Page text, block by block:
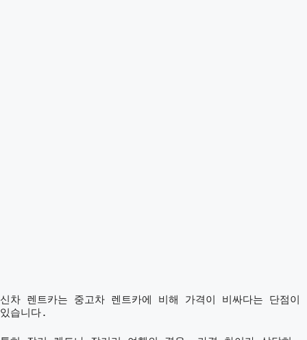
신차 렌트카는 중고차 렌트카에 비해 가격이 비싸다는 단점이
있습니다.